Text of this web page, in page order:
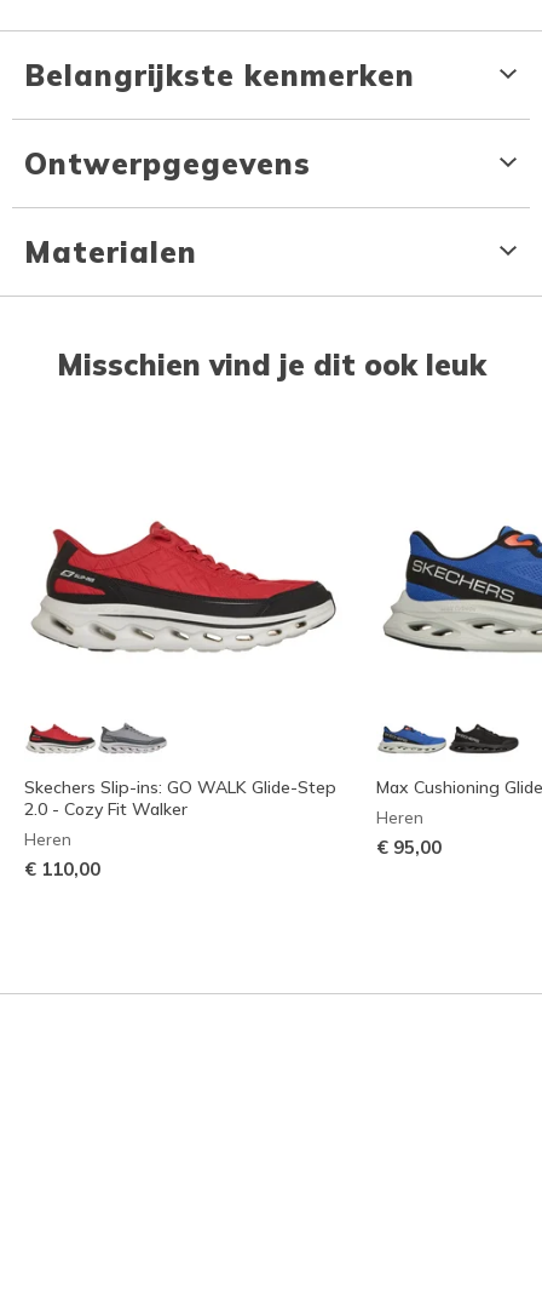
Belangrijkste kenmerken
Ontwerpgegevens
Materialen
Misschien vind je dit ook leuk
Skechers Slip-ins: GO WALK Glide-Step
2.0 - Cozy Fit Walker
Heren
€ 110,00
Max Cushioning
Heren
€ 95,00